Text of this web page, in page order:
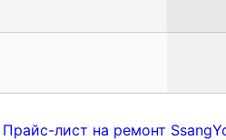
Прайс-лист на ремонт